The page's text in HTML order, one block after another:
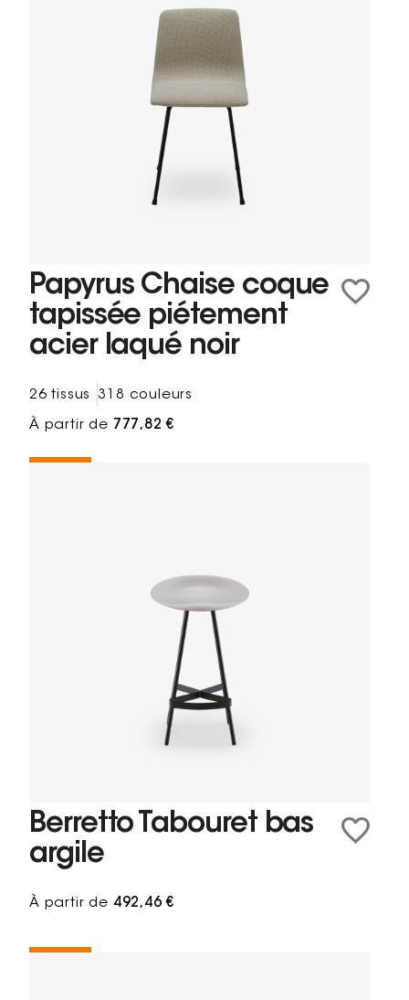
Papyrus Chaise coque
tapissée piétement
acier laqué noir
26 tissus 318 couleurs
À partir de 777,82 €
Berretto Tabouret bas
argile
À partir de 492,46 €